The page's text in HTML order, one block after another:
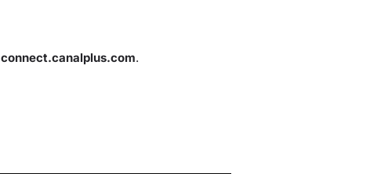
connect.canalplus.com.